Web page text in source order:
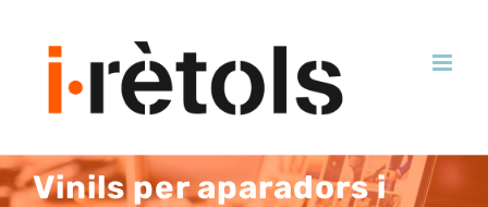
Vinils per aparadors i